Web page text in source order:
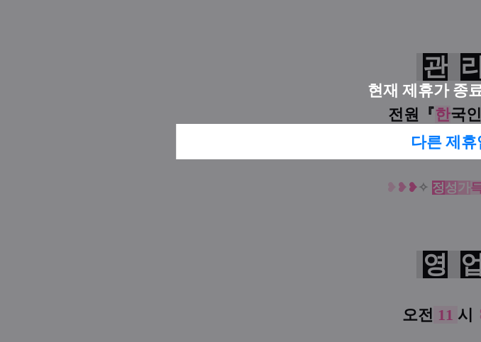
현재 제휴가 종
다른 제
관 리
전원『한국인
상기종목
❥ ❥ ❥ ✧ 정성가
영
오전 11 시